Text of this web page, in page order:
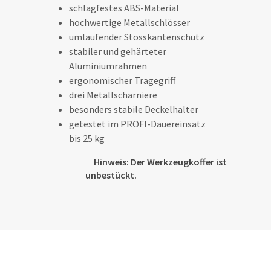
schlagfestes ABS-Material
hochwertige Metallschlösser
umlaufender Stosskantenschutz
stabiler und gehärteter
Aluminiumrahmen
ergonomischer Tragegriff
drei Metallscharniere
besonders stabile Deckelhalter
getestet im PROFI-Dauereinsatz
bis 25 kg
Hinweis: Der Werkzeugkoffer ist
unbestückt.